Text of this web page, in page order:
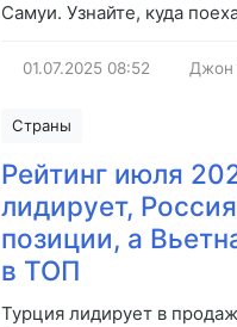
Самуи. Узнайте, куда
01.07.2025 08:52 Джон
Страны
Рейтинг июля
лидирует,
позиции, а
в ТОП
Турция лидирует в